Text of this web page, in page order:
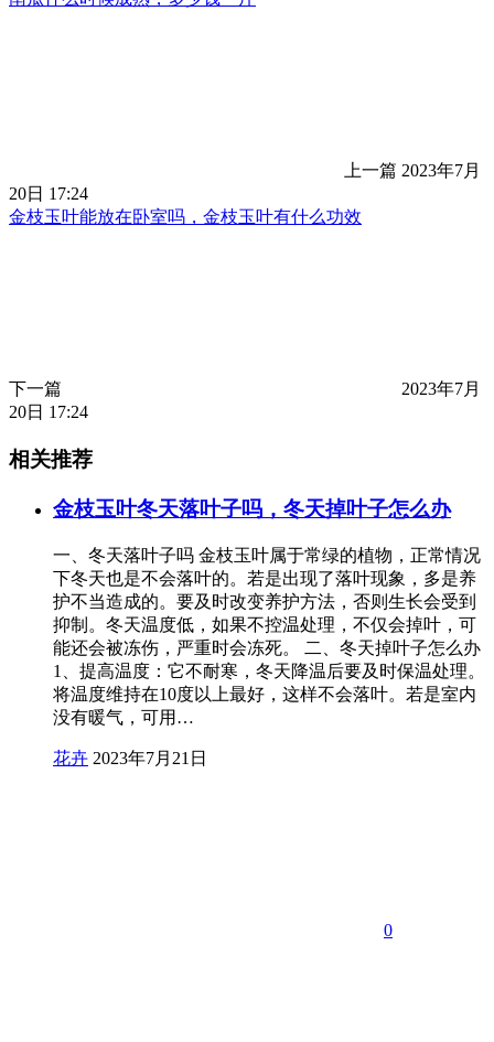
上一篇 2023年7月
20日 17:24
金枝玉叶能放在卧室吗，金枝玉叶有什么功效
下一篇
2023年7月
20日 17:24
相关推荐
金枝玉叶冬天落叶子吗，冬天掉叶子怎么办
一、冬天落叶子吗 金枝玉叶属于常绿的植物，正常情况
下冬天也是不会落叶的。若是出现了落叶现象，多是养
护不当造成的。要及时改变养护方法，否则生长会受到
抑制。冬天温度低，如果不控温处理，不仅会掉叶，可
能还会被冻伤，严重时会冻死。 二、冬天掉叶子怎么办
1、提高温度：它不耐寒，冬天降温后要及时保温处理。
将温度维持在10度以上最好，这样不会落叶。若是室内
没有暖气，可用…
花卉 2023年7月21日
0